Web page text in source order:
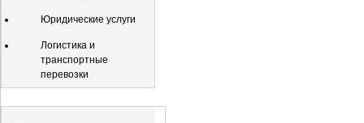
Юридические услуги
Логистика и
транспортные
перевозки